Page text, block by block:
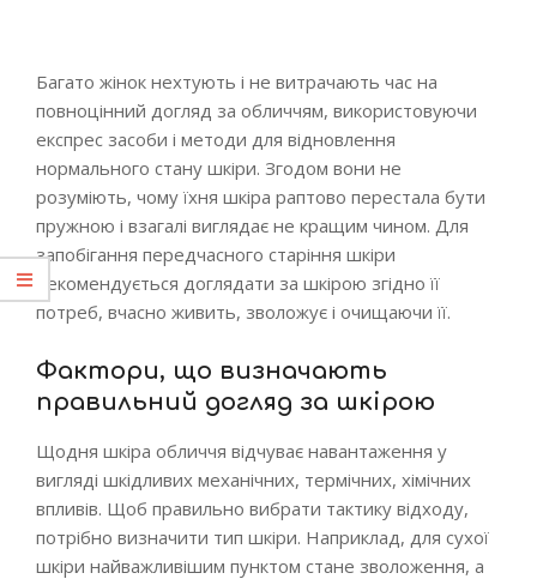
Багато жінок нехтують і не витрачають час на
повноцінний догляд за обличчям, використовуючи
експрес засоби і методи для відновлення
нормального стану шкіри. Згодом вони не
розуміють, чому їхня шкіра раптово перестала бути
пружною і взагалі виглядає не кращим чином. Для
запобігання передчасного старіння шкіри
рекомендується доглядати за шкірою згідно її
потреб, вчасно живить, зволожує і очищаючи її.
Фактори, що визначають
правильний догляд за шкірою
Щодня шкіра обличчя відчуває навантаження у
вигляді шкідливих механічних, термічних, хімічних
впливів. Щоб правильно вибрати тактику відходу,
потрібно визначити тип шкіри. Наприклад, для сухої
шкіри найважливішим пунктом стане зволоження, а